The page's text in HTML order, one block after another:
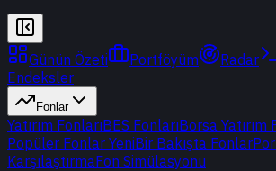
Günün Özeti Portföyüm Radar
Endeksler
Fonlar
Yatırım FonlarıBES FonlarıBorsa Yatırım
Popüler Fonlar YeniBir Bakışta Fonlar
KarşılaştırmaFon Simülasyonu